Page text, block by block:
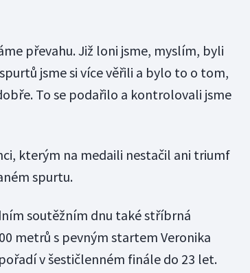
převahu. Již loni jsme, myslím, byli
jsme si více věřili a bylo to o tom,
To se podařilo a kontrolovali jsme
kterým na medaili nestačil ani triumf
spurtu.
soutěžním dnu také stříbrná
metrů s pevným startem Veronika
v šestičlenném finále do 23 let.